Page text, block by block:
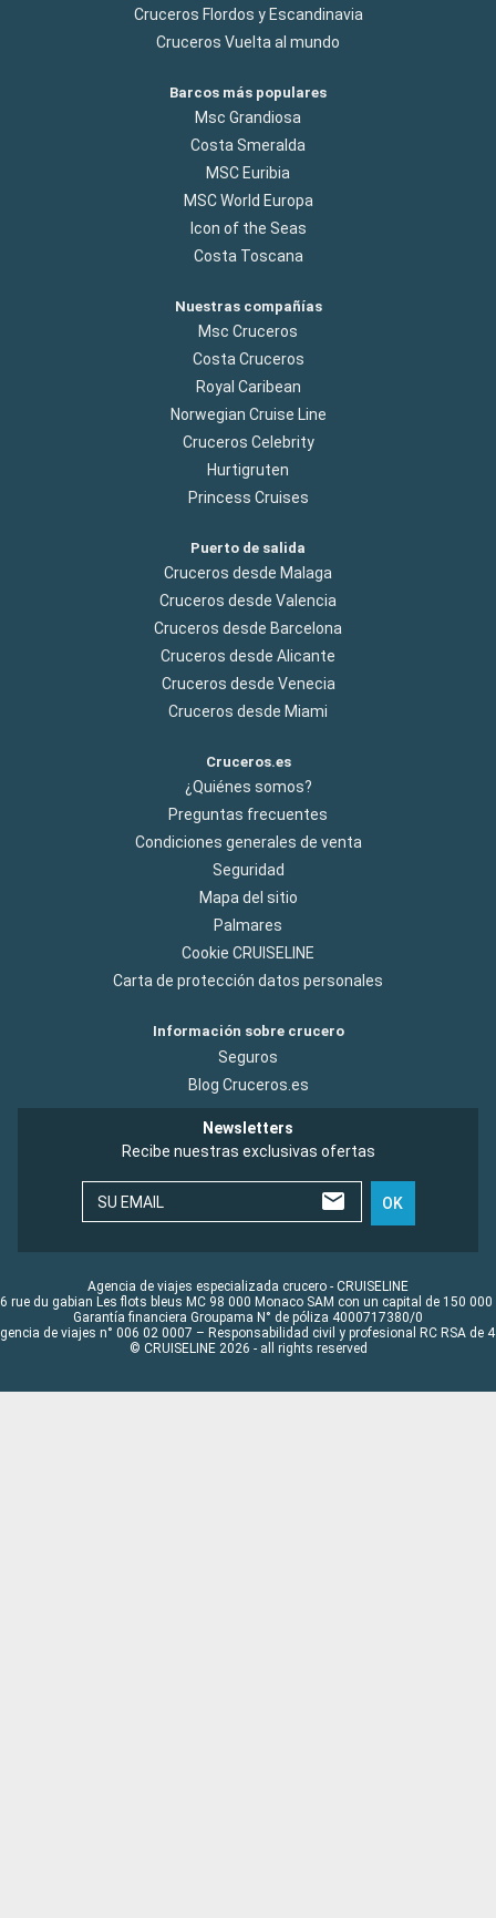
Cruceros Flordos y Escandinavia
Cruceros Vuelta al mundo
Barcos más populares
Msc Grandiosa
Costa Smeralda
MSC Euribia
MSC World Europa
Icon of the Seas
Costa Toscana
Nuestras compañías
Msc Cruceros
Costa Cruceros
Royal Caribean
Norwegian Cruise Line
Cruceros Celebrity
Hurtigruten
Princess Cruises
Puerto de salida
Cruceros desde Malaga
Cruceros desde Valencia
Cruceros desde Barcelona
Cruceros desde Alicante
Cruceros desde Venecia
Cruceros desde Miami
Cruceros.es
¿Quiénes somos?
Preguntas frecuentes
Condiciones generales de venta
Seguridad
Mapa del sitio
Palmares
Cookie CRUISELINE
Carta de protección datos personales
Información sobre crucero
Seguros
Blog Cruceros.es
Newsletters
Recibe nuestras exclusivas ofertas
SU EMAIL OK
Agencia de viajes especializada crucero - CRUISELINE
rue du gabian Les flots bleus MC 98 000 Monaco SAM con un capital de 150 000
Garantía financiera Groupama N° de póliza 4000717380/0
de viajes n° 006 02 0007 – Responsabilidad civil y profesional RC RSA de
© CRUISELINE 2026 - all rights reserved